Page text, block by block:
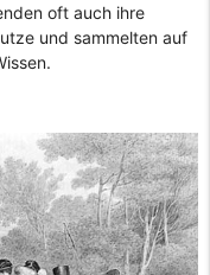
oft auch ihre
und sammelten auf